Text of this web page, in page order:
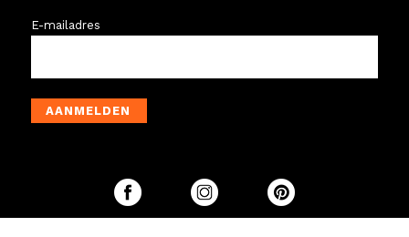
E-mailadres
AANMELDEN